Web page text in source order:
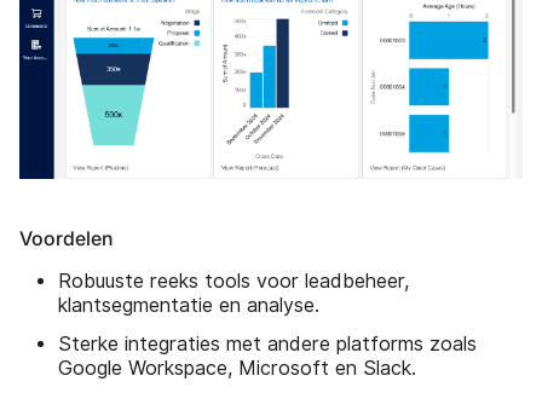
Voordelen
Robuuste reeks tools voor leadbeheer,
klantsegmentatie en analyse.
Sterke integraties met andere platforms zoals
Google Workspace, Microsoft en Slack.